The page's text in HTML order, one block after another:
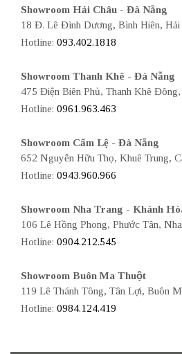
Showroom Hải Châu - Đà Nẵng
18 Đ. Lê Đình Dương, Bình Hiên, Hải
Hotline: 093.402.1818
Showroom Thanh Khê - Đà Nẵng
475 Điện Biên Phủ, Thanh Khê
Hotline: 0961.963.463
Showroom Cẩm Lệ - Đà Nẵng
652 Nguyễn Hữu Thọ, Khuê Trung,
Hotline: 0943.960.966
Showroom Nha Trang - Khánh
106 Lê Hồng Phong, Phước Tân,
Hotline: 0904.212.545
Showroom Buôn Ma Thuột
119 Lê Thánh Tông, Tân Lợi, Buôn
Hotline: 0984.124.419